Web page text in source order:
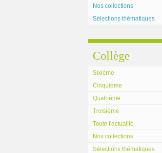
Nos collections
Sélections thématiques
Collège
Sixième
Cinquième
Quatrième
Troisième
Toute l'actualité
Nos collections
Sélections thématiques